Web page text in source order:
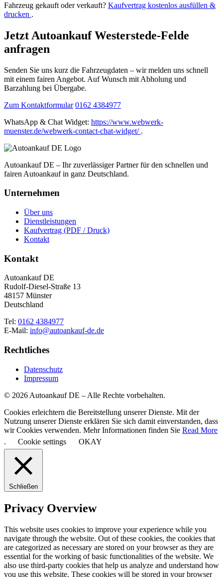
Fahrzeug gekauft oder verkauft? Kaufvertrag kostenlos ausfüllen &
drucken .
Jetzt Autoankauf Westerstede-Felde
anfragen
Senden Sie uns kurz die Fahrzeugdaten – wir melden uns schnell
mit einem fairen Angebot. Auf Wunsch mit Abholung und
Barzahlung bei Übergabe.
Zum Kontaktformular 0162 4384977
WhatsApp & Chat Widget: https://www.webwerk-
muenster.de/webwerk-contact-chat-widget/ .
Autoankauf DE – Ihr zuverlässiger Partner für den schnellen und
fairen Autoankauf in ganz Deutschland.
Unternehmen
Über uns
Dienstleistungen
Kaufvertrag (PDF / Druck)
Kontakt
Kontakt
Autoankauf DE
Rudolf-Diesel-Straße 13
48157 Münster
Deutschland
Tel: 0162 4384977
E-Mail: info@autoankauf-de.de
Rechtliches
Datenschutz
Impressum
© 2026 Autoankauf DE – Alle Rechte vorbehalten.
Cookies erleichtern die Bereitstellung unserer Dienste. Mit der
Nutzung unserer Dienste erklären Sie sich damit einverstanden, dass
wir Cookies verwenden. Mehr Informationen finden Sie Read More
.
Cookie settings OKAY
Schließen
Privacy Overview
This website uses cookies to improve your experience while you
navigate through the website. Out of these cookies, the cookies that
are categorized as necessary are stored on your browser as they are
essential for the working of basic functionalities of the website. We
also use third-party cookies that help us analyze and understand how
you use this website. These cookies will be stored in your browser